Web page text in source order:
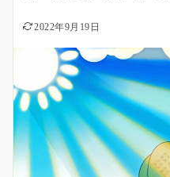
2022年9月19日